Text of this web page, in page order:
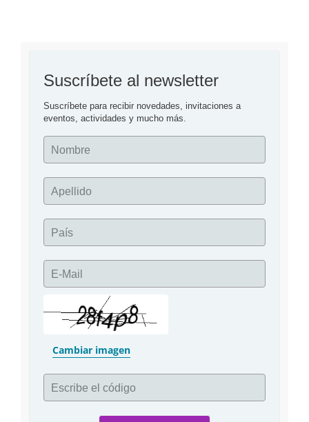
la
casa
439
Suscríbete al newsletter
Suscríbete para recibir novedades, invitaciones a
eventos, actividades y mucho más.
Nombre
Apellido
País
E-Mail
Cambiar imagen
Escribe el código